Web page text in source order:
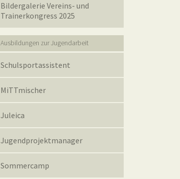
Bildergalerie Vereins- und
Trainerkongress 2025
Ausbildungen zur Jugendarbeit
Schulsportassistent
MiTTmischer
Juleica
Jugendprojektmanager
Sommercamp